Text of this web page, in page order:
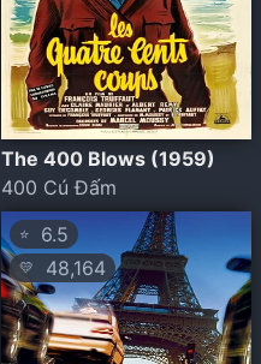
The 400 Blows (1959)
400 Cú Đấm
⭐ 6.5
💛 48,164